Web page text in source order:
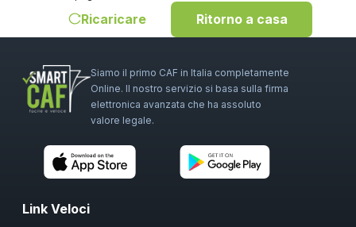
Ricaricare Ritorno a casa
Siamo il primo CAF in Italia completamente
Online. Il nostro servizio si basa sulla firma
elettronica avanzata che ha assoluto
valore legale.
Link Veloci